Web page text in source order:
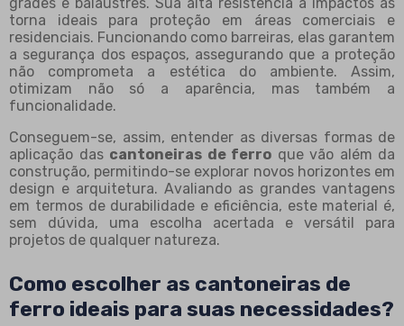
torna ideais para proteção em áreas comerciais e
residenciais. Funcionando como barreiras, elas garantem
a segurança dos espaços, assegurando que a proteção
não comprometa a estética do ambiente. Assim,
otimizam não só a aparência, mas também a
funcionalidade.
Conseguem-se, assim, entender as diversas formas de
aplicação das cantoneiras de ferro que vão além da
construção, permitindo-se explorar novos horizontes em
design e arquitetura. Avaliando as grandes vantagens
em termos de durabilidade e eficiência, este material é,
sem dúvida, uma escolha acertada e versátil para
projetos de qualquer natureza.
Como escolher as cantoneiras de
ferro ideais para suas necessidades?